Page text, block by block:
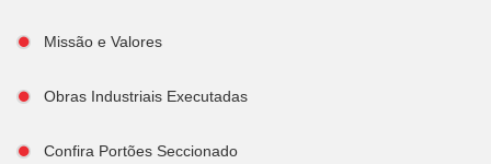
Missão e Valores
Obras Industriais Executadas
Confira Portões Seccionado